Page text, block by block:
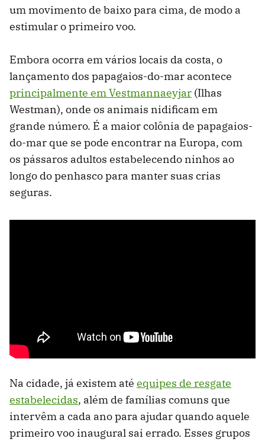
um movimento de baixo para cima, de modo a
estimular o primeiro voo.
Embora ocorra em vários locais da costa, o
lançamento dos papagaios-do-mar acontece
principalmente em Vestmannaeyjar (Ilhas
Westman), onde os animais nidificam em
grande número. É a maior colônia de papagaios-
do-mar que se pode encontrar na Europa, com
os pássaros adultos estabelecendo ninhos ao
longo do penhasco para manter suas crias
seguras.
Na cidade, já existem até equipes de resgate
estabelecidas, além de famílias comuns que
intervêm a cada ano para ajudar quando aquele
primeiro voo inaugural sai errado. Esses grupos